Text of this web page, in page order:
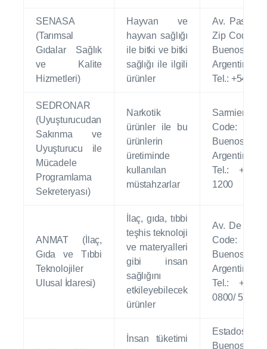
SENASA
(Tarımsal
Gıdalar Sağlık
ve Kalite
Hizmetleri)
Hayvan ve
hayvan sağlığı
ile bitki ve bitki
sağlığı ile ilgili
ürünler
Av. Paseo
Zip Code:
Buenos
Tel.: +54 11
SEDRONAR
(Uyuşturucudan
Sakınma ve
Uyuşturucu ile
Mücadele
Programlama
Sekreteryası)
Narkotik
ürünler ile bu
ürünlerin
üretiminde
kullanılan
müstahzarlar
Sarmiento
Code:
Buenos
Tel.: +54
ANMAT (İlaç,
Gıda ve Tıbbi
Teknolojiler
Ulusal İdaresi)
İlaç, gıda, tıbbi
teşhis teknoloji
ve materyalleri
gibi insan
sağlığını
etkileyebilecek
ürünler
Av. De
Code:
Buenos
Tel.: +54
0800/ 5252-
İnsan tüketimi
Estados
Buenos